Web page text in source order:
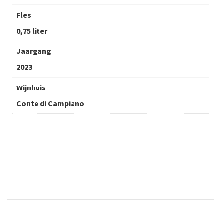
Fles
0,75 liter
Jaargang
2023
Wijnhuis
Conte di Campiano